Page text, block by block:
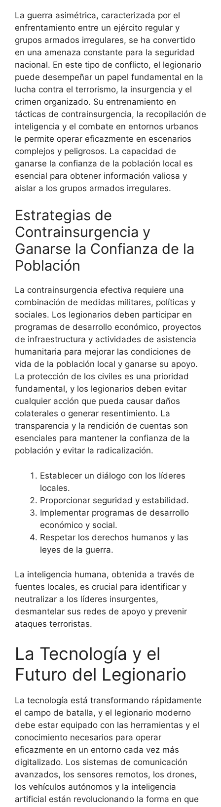
La guerra asimétrica, caracterizada por el
enfrentamiento entre un ejército regular y
grupos armados irregulares, se ha convertido
en una amenaza constante para la seguridad
nacional. En este tipo de conflicto, el legionario
puede desempeñar un papel fundamental en la
lucha contra el terrorismo, la insurgencia y el
crimen organizado. Su entrenamiento en
tácticas de contrainsurgencia, la recopilación de
inteligencia y el combate en entornos urbanos
le permite operar eficazmente en escenarios
complejos y peligrosos. La capacidad de
ganarse la confianza de la población local es
esencial para obtener información valiosa y
aislar a los grupos armados irregulares.
Estrategias de
Contrainsurgencia y
Ganarse la Confianza de la
Población
La contrainsurgencia efectiva requiere una
combinación de medidas militares, políticas y
sociales. Los legionarios deben participar en
programas de desarrollo económico, proyectos
de infraestructura y actividades de asistencia
humanitaria para mejorar las condiciones de
vida de la población local y ganarse su apoyo.
La protección de los civiles es una prioridad
fundamental, y los legionarios deben evitar
cualquier acción que pueda causar daños
colaterales o generar resentimiento. La
transparencia y la rendición de cuentas son
esenciales para mantener la confianza de la
población y evitar la radicalización.
Establecer un diálogo con los líderes
locales.
Proporcionar seguridad y estabilidad.
Implementar programas de desarrollo
económico y social.
Respetar los derechos humanos y las
leyes de la guerra.
La inteligencia humana, obtenida a través de
fuentes locales, es crucial para identificar y
neutralizar a los líderes insurgentes,
desmantelar sus redes de apoyo y prevenir
ataques terroristas.
La Tecnología y el
Futuro del Legionario
La tecnología está transformando rápidamente
el campo de batalla, y el legionario moderno
debe estar equipado con las herramientas y el
conocimiento necesarios para operar
eficazmente en un entorno cada vez más
digitalizado. Los sistemas de comunicación
avanzados, los sensores remotos, los drones,
los vehículos autónomos y la inteligencia
artificial están revolucionando la forma en que